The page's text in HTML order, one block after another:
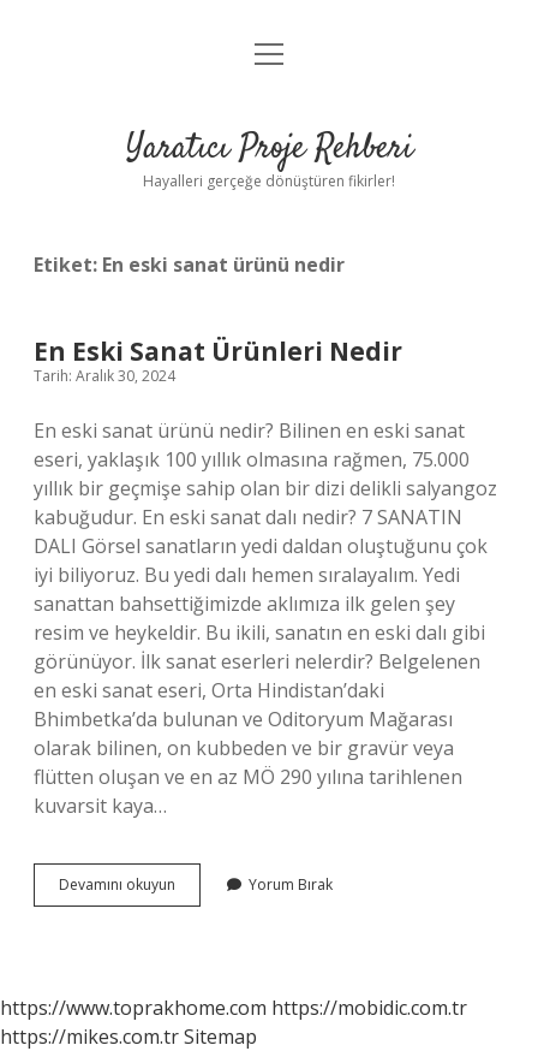
Anasayfa
Yasal Uyarı
menüyü
Yaratıcı Proje Rehberi
Hayalleri gerçeğe dönüştüren fikirler!
Etiket: En eski sanat ürünü nedir
En Eski Sanat Ürünleri Nedir
Tarih: Aralık 30, 2024
En eski sanat ürünü nedir? Bilinen en eski sanat
eseri, yaklaşık 100 yıllık olmasına rağmen, 75.000
yıllık bir geçmişe sahip olan bir dizi delikli salyangoz
kabuğudur. En eski sanat dalı nedir? 7 SANATIN
DALI Görsel sanatların yedi daldan oluştuğunu çok
iyi biliyoruz. Bu yedi dalı hemen sıralayalım. Yedi
sanattan bahsettiğimizde aklımıza ilk gelen şey
resim ve heykeldir. Bu ikili, sanatın en eski dalı gibi
görünüyor. İlk sanat eserleri nelerdir? Belgelenen
en eski sanat eseri, Orta Hindistan’daki
Bhimbetka’da bulunan ve Oditoryum Mağarası
olarak bilinen, on kubbeden ve bir gravür veya
flütten oluşan ve en az MÖ 290 yılına tarihlenen
kuvarsit kaya…
Devamını okuyun
Eski
Yorum Bırak
https://www.toprakhome.com https://mobidic.com.tr
https://mikes.com.trSitemap